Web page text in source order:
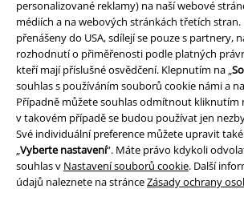
personalizované reklamy) na naší webové
médiích a na webových stránkách třetích
přenášeny do USA, sdílejí se pouze s partnery,
rozhodnutí o přiměřenosti podle platných
kteří mají příslušné osvědčení. Klepnutím na „
souhlas s používáním souborů cookie námi a
Případně můžete souhlas odmítnout kliknutím
v takovém případě se budou používat jen
Své individuální preference můžete upravit
„Vyberte nastavení“. Máte právo kdykoli
souhlas v Nastavení souborů cookie. Další
údajů naleznete na stránceZásady ochrany
Ochrana osobních údajů
Likvidace odpadu a ochrana životního prostředí
Prohlášení o shodě
Informace o přístupnosti
Nastavení souborů cookie
Odstoupení od smlouvy